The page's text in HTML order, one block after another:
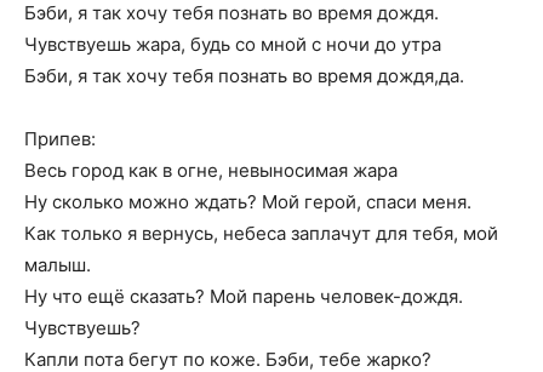
Бэби, я так хочу тебя познать во время дождя.
Чувствуешь жара, будь со мной с ночи до утра
Бэби, я так хочу тебя познать во время дождя,да.
Припев:
Весь город как в огне, невыносимая жара
Ну сколько можно ждать? Мой герой, спаси меня.
Как только я вернусь, небеса заплачут для тебя, мой
малыш.
Ну что ещё сказать? Мой парень человек-дождя.
Чувствуешь?
Капли пота бегут по коже. Бэби, тебе жарко?